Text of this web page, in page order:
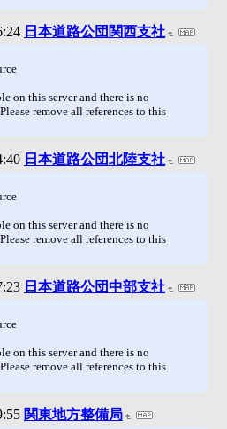
日本道路公団関西支社
on this server and there is no
remove all references to this
日本道路公団北陸支社
on this server and there is no
remove all references to this
日本道路公団中部支社
on this server and there is no
remove all references to this
関東地方整備局